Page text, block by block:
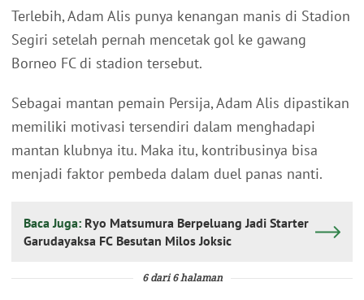
Terlebih, Adam Alis punya kenangan manis di Stadion
Segiri setelah pernah mencetak gol ke gawang
Borneo FC di stadion tersebut.
Sebagai mantan pemain Persija, Adam Alis dipastikan
memiliki motivasi tersendiri dalam menghadapi
mantan klubnya itu. Maka itu, kontribusinya bisa
menjadi faktor pembeda dalam duel panas nanti.
Baca Juga: Ryo Matsumura Berpeluang Jadi Starter
Garudayaksa FC Besutan Milos Joksic
6 dari 6 halaman